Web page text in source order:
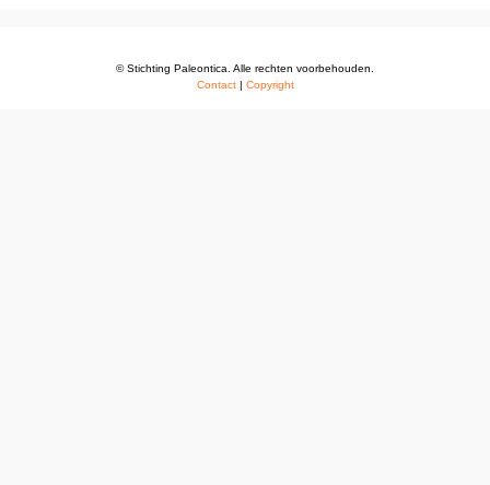
© Stichting Paleontica. Alle rechten voorbehouden.
Contact| Copyright